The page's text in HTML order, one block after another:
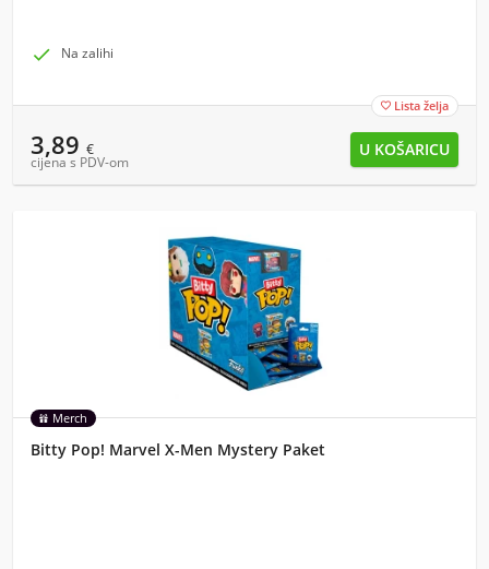
 Na zalihi
 Lista želja
3,89 €
cijena s PDV-om
Merch
Bitty Pop! Marvel X-Men Mystery Paket